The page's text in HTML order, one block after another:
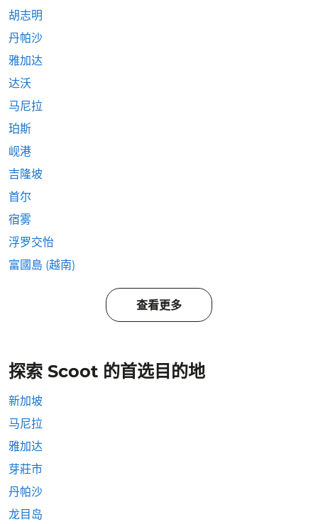
胡志明
丹帕沙
雅加达
达沃
马尼拉
珀斯
岘港
吉隆坡
首尔
宿雾
浮罗交怡
富國島 (越南)
查看更多
探索 Scoot 的首选目的地
新加坡
马尼拉
雅加达
芽莊市
丹帕沙
龙目岛